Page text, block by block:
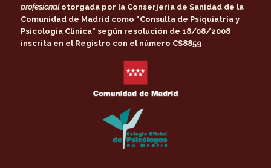
profesionalotorgada por la Conserjería de Sanidad de la
Comunidad de Madridcomo "Consulta de Psiquiatría y
Psicología Clínica" según resolución de 18/08/2008
inscrita en el Registro con el número CS8859